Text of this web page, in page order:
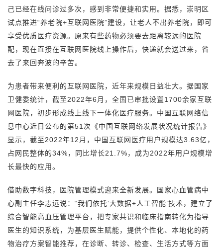
己已经在线问诊过多次，感到非常便捷和实用。据悉，崇明区
试点推进“养老院+互联网医院”建设，让老人不出养老院，即可
享受优质医疗资源。原来有些药物必须要去距离较远的医院
配，现在直接在互联网医院线上操作后，快递就会送过来，省
去了来回奔波的辛苦。
为患者带来便利的互联网医院，近年来规模日益壮大。据国家
卫健委统计，截至2022年6月，全国已审批设置1700余家互联
网医院，初步形成线上线下一体化医疗服务。中国互联网络信
息中心近日公布的第51次《中国互联网络发展状况统计报告》
显示，截至2022年12月，中国互联网医疗用户规模达3.63亿，
占网民整体的34%，同比增长21.7%，成为2022年用户规模增
长最快的应用。
借助数字科技，医院管理模式迎来全新发展。国家心血管病中
心副主任李志远说：“我们依托‘大数据+人工智能’技术，建立了
综合智能高血压管理平台，把专家共识和临床指南转化为指导
医生的知识系统，为基层医生赋能，提供个性化、本地化的药
物治疗方案智能推荐，在诊断、转诊、检查、生活方式等方面